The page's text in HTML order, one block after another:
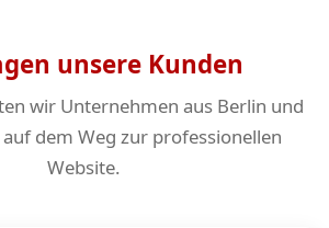
unsere Kunden
wir Unternehmen aus Berlin und
dem Weg zur professionellen
Website.